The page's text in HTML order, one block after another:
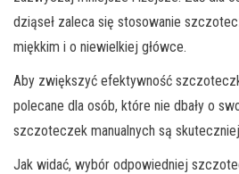
dziąseł zaleca się stosowanie
miękkim i o niewielkiej główce.
Aby zwiększyć efektywność
polecane dla osób, które nie dbały o
szczoteczek manualnych są
Jak widać, wybór odpowiedniej